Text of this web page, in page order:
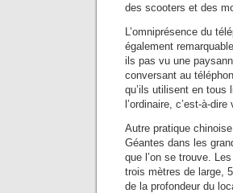
des scooters et des
L’omniprésence du
également
ils pas vu une
conversant au
qu’ils utilisent en tous
l’ordinaire, c’est-à-
Autre pratique
Géantes dans les
que l’on se trouve.
trois mètres de large,
de la profondeur du